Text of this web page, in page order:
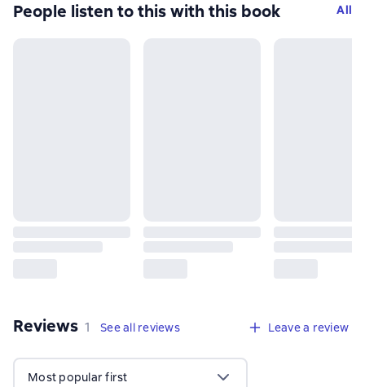
People listen to this with this book All
Reviews 1 review
1 See all reviews Leave a review
Most popular first